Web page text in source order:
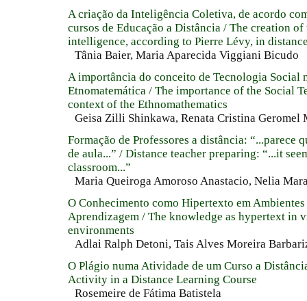
A criação da Inteligência Coletiva, de acordo
cursos de Educação a Distância / The creation
intelligence, according to Pierre Lévy, in
Tânia Baier, Maria Aparecida Viggiani Bicudo
A importância do conceito de Tecnologia Social
Etnomatemática / The importance of the Social
context of the Ethnomathematics
Geisa Zilli Shinkawa, Renata Cristina Geromel
Formação de Professores a distância: “...parece
de aula...” / Distance teacher preparing: “...it
classroom...”
Maria Queiroga Amoroso Anastacio, Nelia
O Conhecimento como Hipertexto em
Aprendizagem / The knowledge as hypertext in
environments
Adlai Ralph Detoni, Tais Alves Moreira
O Plágio numa Atividade de um Curso a
Activity in a Distance Learning Course
Rosemeire de Fátima Batistela